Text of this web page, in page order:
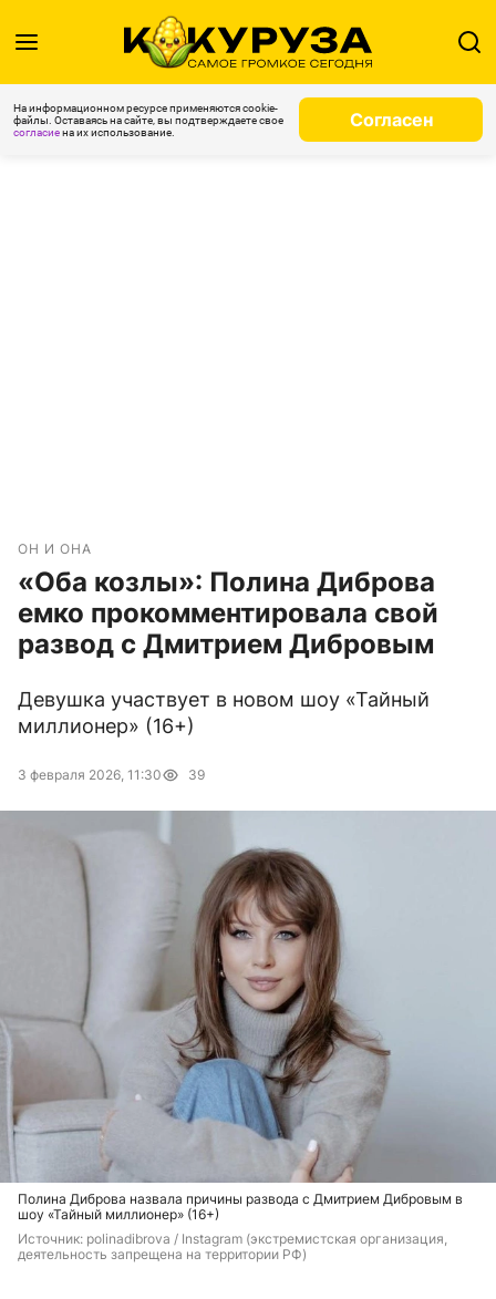
На информационном ресурсе применяются cookie-
файлы. Оставаясь на сайте, вы подтверждаете свое
согласиена их использование.
Согласен
ОН И ОНА
«Оба козлы»: Полина Диброва
емко прокомментировала свой
развод с Дмитрием Дибровым
Девушка участвует в новом шоу «Тайный
миллионер» (16+)
3 февраля 2026, 11:30 39
Полина Диброва назвала причины развода с Дмитрием Дибровым в
шоу «Тайный миллионер» (16+)
Источник: polinadibrova / Instagram (экстремистская организация,
деятельность запрещена на территории РФ)